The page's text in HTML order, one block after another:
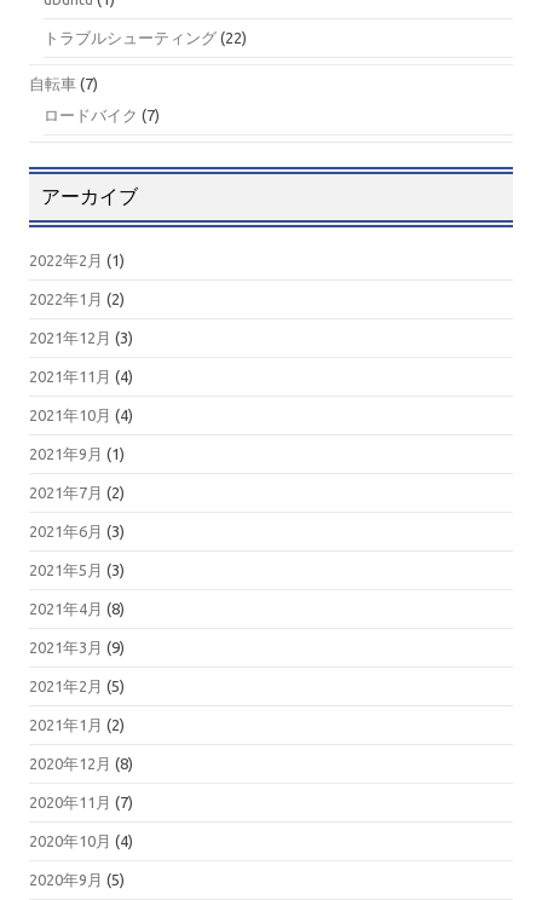
トラブルシューティング (22)
自転車 (7)
ロードバイク (7)
アーカイブ
2022年2月 (1)
2022年1月 (2)
2021年12月 (3)
2021年11月 (4)
2021年10月 (4)
2021年9月 (1)
2021年7月 (2)
2021年6月 (3)
2021年5月 (3)
2021年4月 (8)
2021年3月 (9)
2021年2月 (5)
2021年1月 (2)
2020年12月 (8)
2020年11月 (7)
2020年10月 (4)
2020年9月 (5)